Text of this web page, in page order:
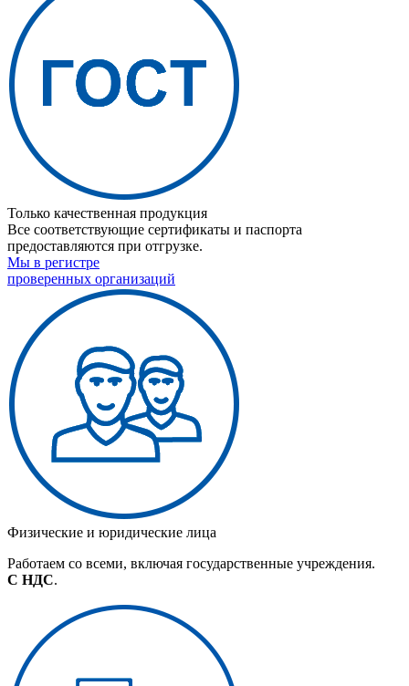
Только качественная продукция
Все соответствующие сертификаты и паспорта
предоставляются при отгрузке.
Мы в регистре
проверенных организаций
Физические и юридические лица
Работаем со всеми, включая государственные учреждения.
С НДС.